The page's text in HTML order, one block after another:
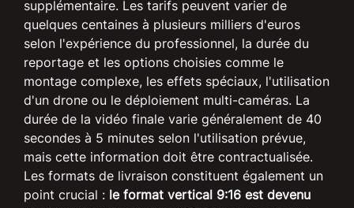
supplémentaire. Les tarifs peuvent varier de
quelques centaines à plusieurs milliers d'euros
selon l'expérience du professionnel, la durée du
reportage et les options choisies comme le
montage complexe, les effets spéciaux, l'utilisation
d'un drone ou le déploiement multi-caméras. La
durée de la vidéo finale varie généralement de 40
secondes à 5 minutes selon l'utilisation prévue,
mais cette information doit être contractualisée.
Les formats de livraison constituent également un
point crucial : le format vertical 9:16 est devenu